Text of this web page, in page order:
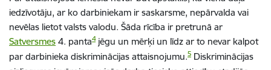
iedzīvotāju, ar ko darbiniekam ir saskarsme, nepārvalda vai
nevēlas lietot valsts valodu. Šāda rīcība ir pretrunā ar
Satversmes 4. panta4jēgu un mērķi un līdz ar to nevar kalpot
par darbinieka diskriminācijas attaisnojumu.5 Diskriminācijas